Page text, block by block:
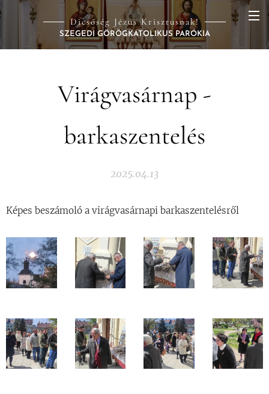
Dicsőség Jézus Krisztusnak!
SZEGEDI GÖRÖGKATOLIKUS PARÓKIA
Virágvasárnap -
barkaszentelés
2025.04.13
Képes beszámoló a virágvasárnapi barkaszentelésről